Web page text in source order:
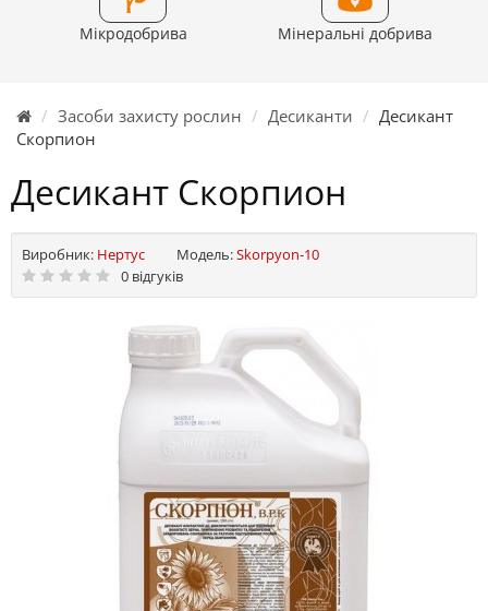
Мікродобрива Мінеральні добрива
Засоби захисту рослин Десиканти
Десикант
Скорпион
Десикант Скорпион
Виробник: Нертус Модель:Skorpyon-10
0 відгуків